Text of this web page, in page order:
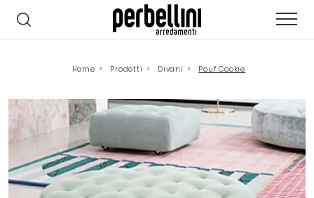
Home > Prodotti > Divani > Pouf Cookie